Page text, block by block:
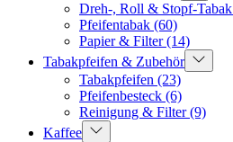
Dreh-, Roll & Stopf-Tabak
Pfeifentabak (60)
Papier & Filter(14)
Tabakpfeifen & Zubehör
Tabakpfeifen (23)
Pfeifenbesteck (6)
Reinigung & Filter(9)
Kaffee